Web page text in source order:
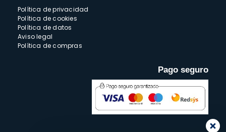
Política de privacidad
Política de cookies
Política de datos
Aviso legal
Política de compras
Pago seguro